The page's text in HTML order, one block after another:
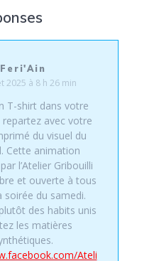
Feri'Ain
2025 à 8 h 26 min
T-shirt dans votre
repartez avec votre
du visuel du
Cette animation
l’Atelier Gribouilli
et ouverte à tous
soirée du samedi.
des habits unis
les matières
Ateli